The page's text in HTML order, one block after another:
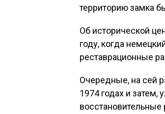
территорию замка
Об исторической
году, когда
реставрационные
Очередные, на сей
1974 годах и